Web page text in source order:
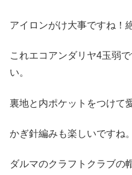
アイロンがけ大事ですね！
これエコアンダリヤ4玉弱
い。
裏地と内ポケットをつけて
かぎ針編みも楽しいですね。
ダルマのクラフトクラブの